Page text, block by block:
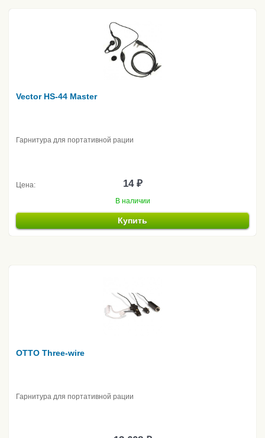
Vector HS-44 Master
Гарнитура для портативной рации
Цена: 14 ₽
В наличии
Купить
OTTO Three-wire
Гарнитура для портативной рации